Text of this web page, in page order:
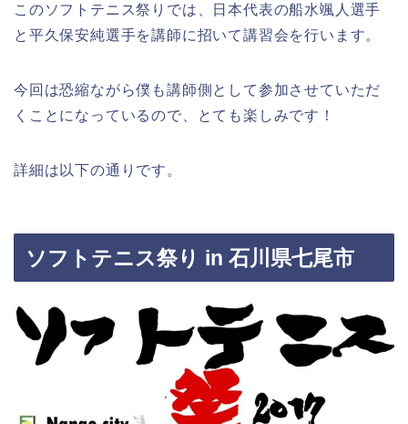
このソフトテニス祭りでは、日本代表の船水颯人選手
と平久保安純選手を講師に招いて講習会を行います。
今回は恐縮ながら僕も講師側として参加させていただ
くことになっているので、とても楽しみです！
詳細は以下の通りです。
ソフトテニス祭り in 石川県七尾市